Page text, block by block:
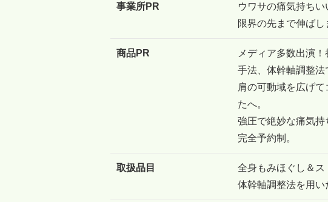
事業所PR
ウワサの痛気持ちい
限界の先まで伸ばし
商品PR
メディア多数出演
手法、体幹軸調整
肩の可動域を広げ
たへ。
強圧で絶妙な痛気持
完全予約制。
取扱品目
全身もみほぐし＆ス
体幹軸調整法を用